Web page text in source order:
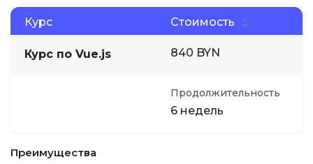
Курс Стоимость
Курс по Vue.js 840 BYN
Продолжительность
6 недель
Преимущества